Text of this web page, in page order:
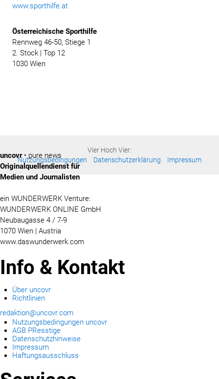
www.sporthilfe.at
Österreichische Sporthilfe
Rennweg 46-50, Stiege 1
2. Stock | Top 12
1030 Wien
Vier Hoch Vier:
Nutzungsbedingungen
Datenschutzerklärung Impressum
uncovr• pure news
Originalquellendienst für
Medien und Journalisten
ein WUNDERWERK Venture:
WUNDERWERK ONLINE GmbH
Neubaugasse 4 / 7-9
1070 Wien | Austria
www.daswunderwerk.com
Info & Kontakt
Über uncovr
Richtlinien
redaktion@uncovr.com
Nutzungsbedingungen uncovr
AGB PResstige
Datenschutzhinweise
Impressum
Haftungsausschluss